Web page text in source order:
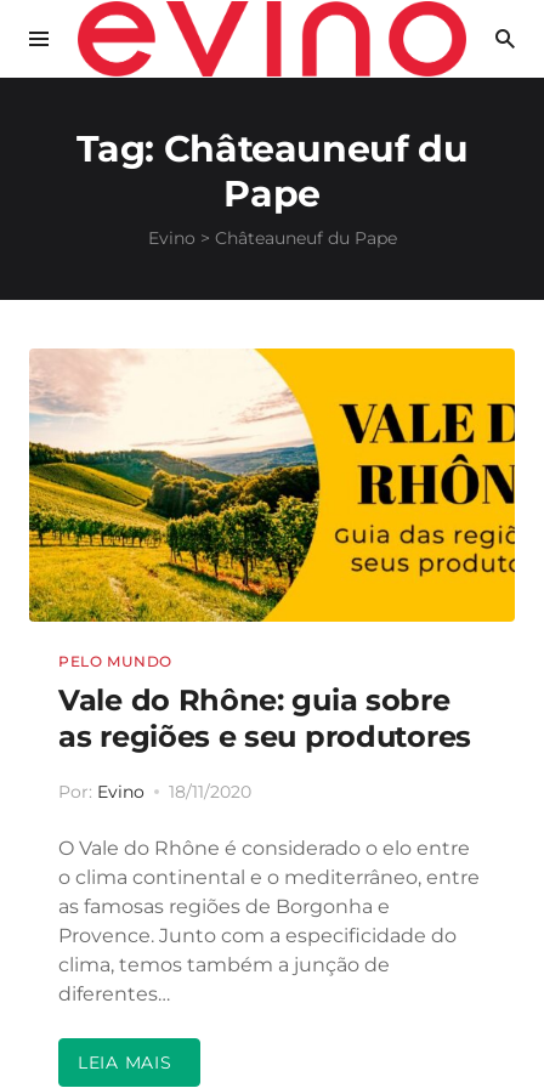
Tag: Châteauneuf du
Pape
Evino > Châteauneuf du Pape
PELO MUNDO
Vale do Rhône: guia sobre
as regiões e seu produtores
Por: Evino 18/11/2020
O Vale do Rhône é considerado o elo entre
o clima continental e o mediterrâneo, entre
as famosas regiões de Borgonha e
Provence. Junto com a especificidade do
clima, temos também a junção de
diferentes…
LEIA MAIS